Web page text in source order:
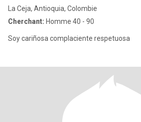
La Ceja, Antioquia, Colombie
Cherchant: Homme 40 - 90
Soy cariñosa complaciente respetuosa